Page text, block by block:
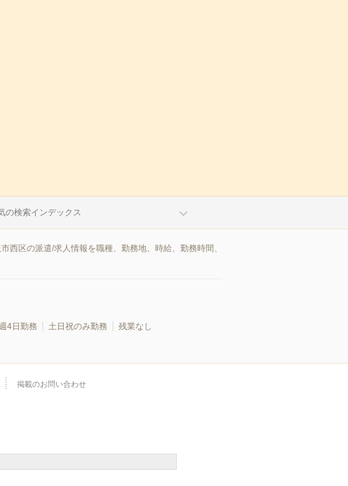
の検索インデックス
区の派遣/求人情報を職種、勤務地、時給、勤務時間、
4日勤務 土日祝のみ勤務
残業なし
掲載のお問い合わせ